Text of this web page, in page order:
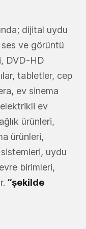
dijital uydu
ses ve görüntü
DVD-HD
tabletler, cep
ev sinema
ev
ürünleri,
ürünleri,
uydu
birimleri,
“şekilde